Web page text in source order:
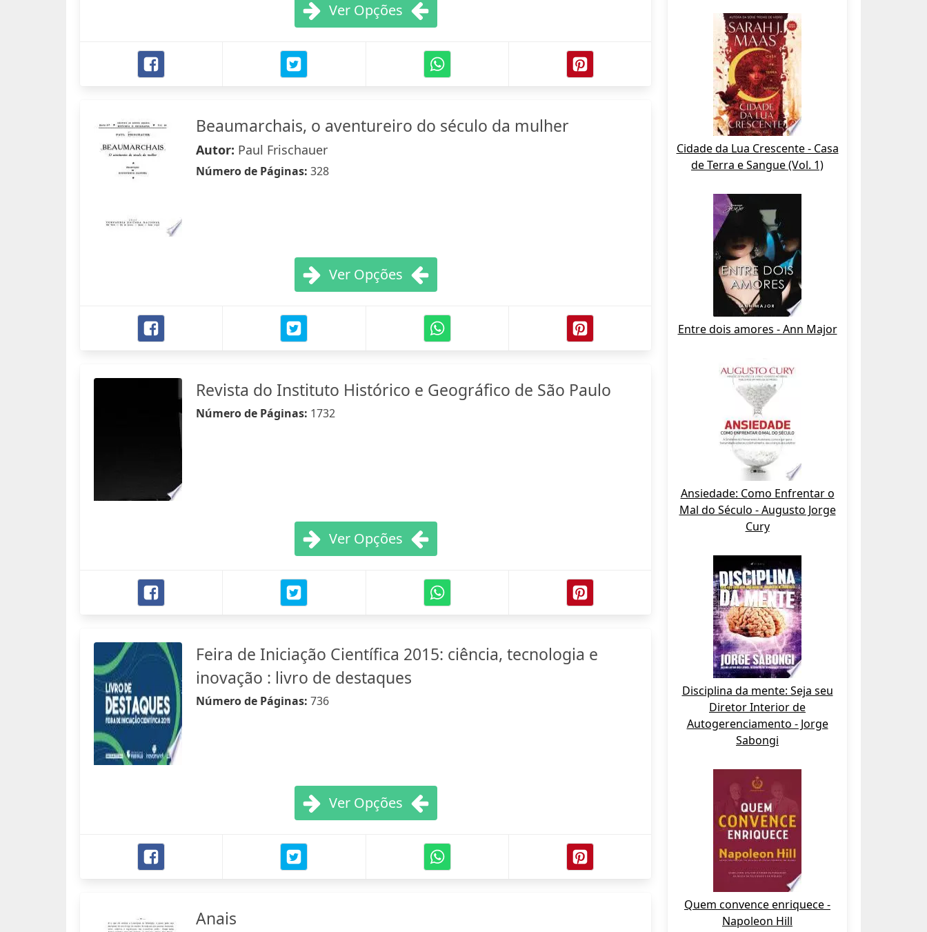
Ver Opções
Beaumarchais, o aventureiro do século da mulher
Autor: Paul Frischauer
Número de Páginas: 328
Ver Opções
Revista do Instituto Histórico e Geográfico de São Paulo
Número de Páginas: 1732
Ver Opções
Feira de Iniciação Científica 2015: ciência, tecnologia e
inovação : livro de destaques
Número de Páginas: 736
Ver Opções
Anais
Cidade da Lua Crescente - Casa
de Terra e Sangue (Vol. 1)
Entre dois amores - Ann Major
Ansiedade: Como Enfrentar o
Mal do Século - Augusto Jorge
Cury
Disciplina da mente: Seja seu
Diretor Interior de
Autogerenciamento - Jorge
Sabongi
Quem convence enriquece -
Napoleon Hill